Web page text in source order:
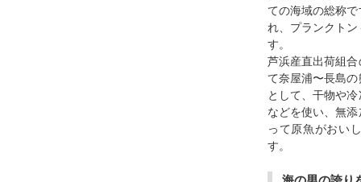
ての海域の総称
れ、プランクト
す。
芦浜産直出荷組
て奈屋浦〜長島
として、干物や
などを使い、無
って原魚がおい
す。